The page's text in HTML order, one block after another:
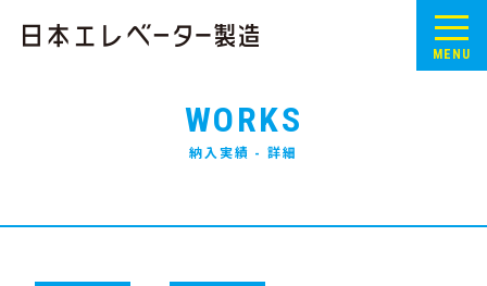
MENU
WORKS
納入実績 - 詳細